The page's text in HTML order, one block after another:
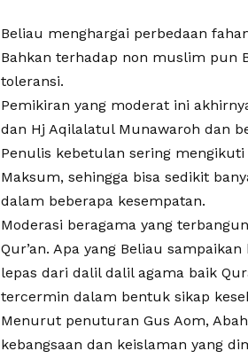
Beliau menghargai perbedaan
Bahkan terhadap non muslim pun
toleransi.
Pemikiran yang moderat ini
dan Hj Aqilalatul Munawaroh dan
Penulis kebetulan sering
Maksum, sehingga bisa sedikit
dalam beberapa kesempatan.
Moderasi beragama yang
Qur’an. Apa yang Beliau
lepas dari dalil dalil agama baik
tercermin dalam bentuk sikap
Menurut penuturan Gus Aom,
kebangsaan dan keislaman yang